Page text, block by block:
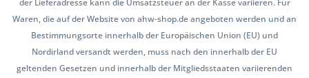
der Lieferadresse kann die Umsatzsteuer an der Kasse variieren. Für
Waren, die auf der Website von ahw-shop.de angeboten werden und an
Bestimmungsorte innerhalb der Europäischen Union (EU) und
Nordirland versandt werden, muss nach den innerhalb der EU
geltenden Gesetzen und innerhalb der Mitgliedsstaaten variierenden